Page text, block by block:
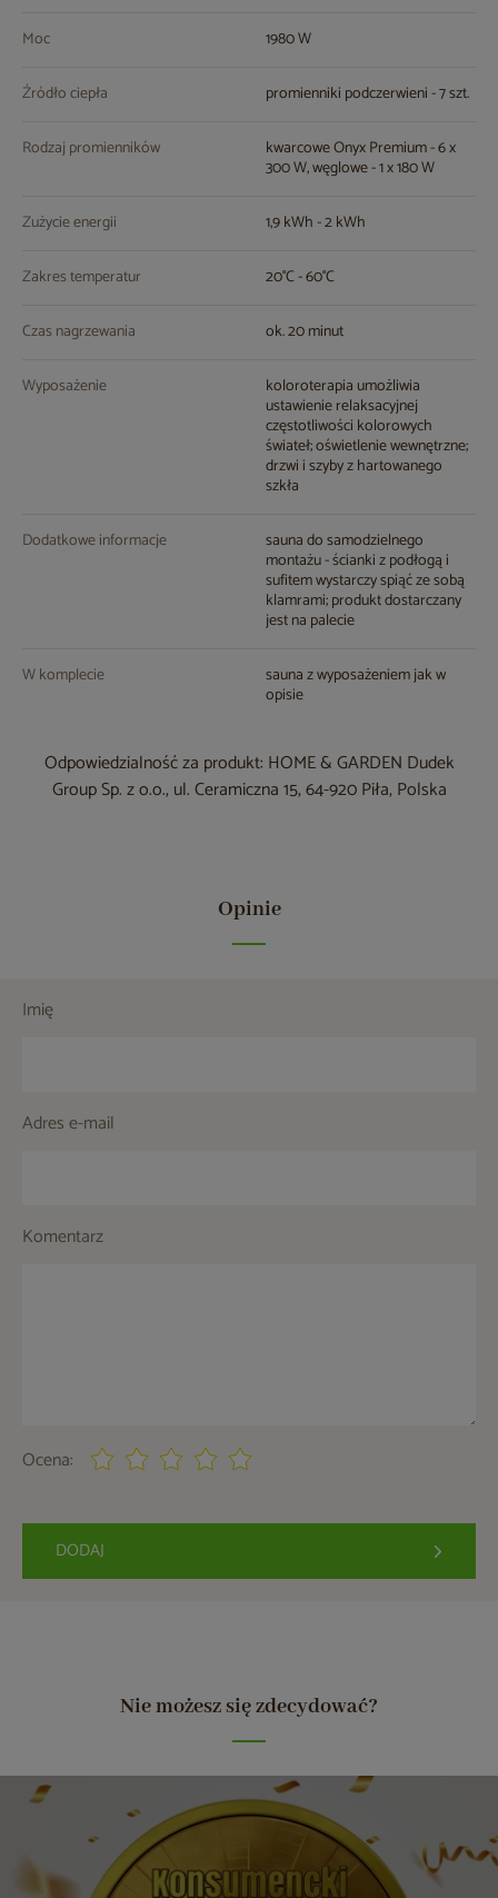
Moc 1980 W
Źródło ciepła promienniki podczerwieni - 7 szt.
Rodzaj promienników kwarcowe Onyx Premium - 6 x
300 W, węglowe - 1 x 180 W
Zużycie energii 1,9 kWh - 2 kWh
Zakres temperatur 20°C - 60°C
Czas nagrzewania ok. 20 minut
Wyposażenie koloroterapia umożliwia
ustawienie relaksacyjnej
częstotliwości kolorowych
świateł; oświetlenie wewnętrzne;
drzwi i szyby z hartowanego
szkła
Dodatkowe informacje sauna do samodzielnego
montażu - ścianki z podłogą i
sufitem wystarczy spiąć ze sobą
klamrami; produkt dostarczany
jest na palecie
W komplecie sauna z wyposażeniem jak w
opisie
Odpowiedzialność za produkt: HOME & GARDEN Dudek
Group Sp. z o.o., ul. Ceramiczna 15, 64-920 Piła, Polska
Opinie
Imię
Adres e-mail
Komentarz
Ocena:
DODAJ
Nie możesz się zdecydować?